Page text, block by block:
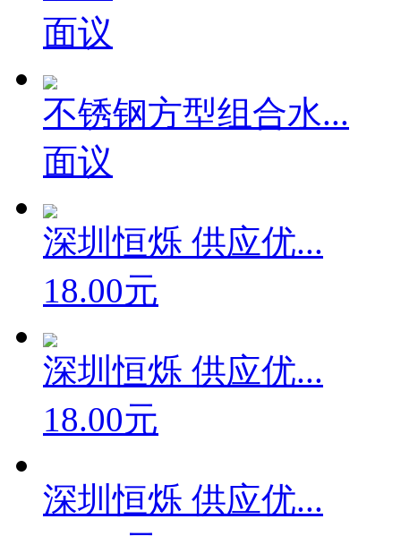
面议
不锈钢方型组合水...
面议
深圳恒烁 供应优...
18.00元
深圳恒烁 供应优...
18.00元
深圳恒烁 供应优...